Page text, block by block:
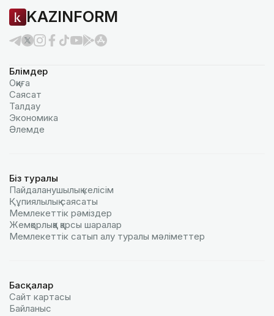
KAZINFORM
Бөлімдер
Оқиға
Саясат
Талдау
Экономика
Әлемде
Біз туралы
Пайдаланушылық келiciм
Құпиялылық саясаты
Мемлекеттік рәміздер
Жемқорлыққа қарсы шаралар
Мемлекеттік сатып алу туралы мәлiметтер
Басқалар
Сайт картасы
Байланыс